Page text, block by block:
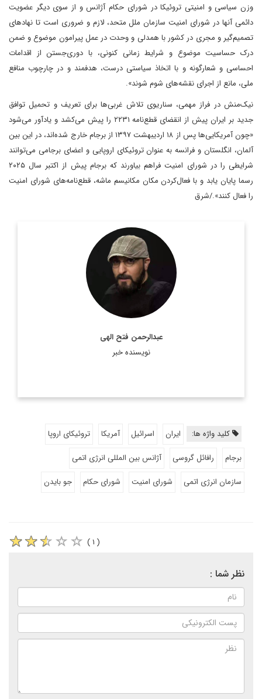
وزن سیاسی و امنیتی تروئیکا در شورای حکام آژانس و از سوی دیگر عضویت
دائمی آنها در شورای امنیت سازمان ملل متحد، لازم و ضروری است تا نهادهای
تصمیم‌گیر و مجری در کشور با همدلی و وحدت در عمل پیرامون موضوع و ضمن
درک حساسیت موضوع و شرایط زمانی کنونی، با دوری‌جستن از اقدامات
احساسی و شعارگونه و با اتخاذ سیاستی درست، هدفمند و در چارچوب منافع
ملی، مانع از اجرای نقشه‌های شوم شوند».
نیک‌منش در فراز مهمی، سناریوی تلاش غربی‌ها برای تعریف و تحمیل توافق
جدید بر ایران پیش از انقضای قطع‌نامه ۲۲۳۱ را پیش می‌کشد و یادآور می‌شود
«چون آمریکایی‌ها پس از ۱۸ اردیبهشت ۱۳۹۷ از برجام خارج شده‌اند، در این بین
آلمان، انگلستان و فرانسه به عنوان تروئیکای اروپایی و اعضای برجامی می‌توانند
شرایطی را در شورای امنیت فراهم بیاورند که برجام پیش از اکتبر سال ۲۰۲۵
رسما پایان یابد و با فعال‌کردن مکان مکانیسم ماشه، قطع‌نامه‌های شورای امنیت
را فعال کنند»./شرق
عبدالرحمن فتح الهی
نویسنده خبر
روزنامه نگار و کارشناس ارشد روزنامه نگاری سیاسی و عضو
تحریریه دیپلماسی ایرانی.
اطلاعات بیشتر
کلید واژه ها: ایران اسرائیل آمریکا
تروئیکای اروپا
برجام
رافائل گروسی
آژانس بین المللی انرژی اتمی
سازمان انرژی اتمی
شورای امنیت شورای حکام جو بایدن
( ۱ )
نظر شما :